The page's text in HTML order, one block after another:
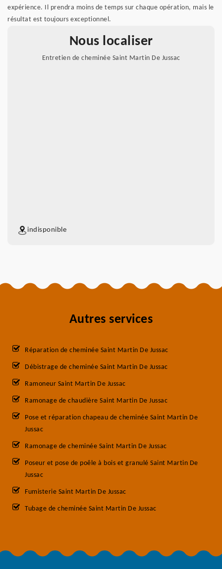
expérience. Il prendra moins de temps sur chaque opération, mais le
résultat est toujours exceptionnel.
Nous localiser
Entretien de cheminée Saint Martin De Jussac
indisponible
Autres services
Réparation de cheminée Saint Martin De Jussac
Débistrage de cheminée Saint Martin De Jussac
Ramoneur Saint Martin De Jussac
Ramonage de chaudière Saint Martin De Jussac
Pose et réparation chapeau de cheminée Saint Martin De
Jussac
Ramonage de cheminée Saint Martin De Jussac
Poseur et pose de poêle à bois et granulé Saint Martin De
Jussac
Fumisterie Saint Martin De Jussac
Tubage de cheminée Saint Martin De Jussac